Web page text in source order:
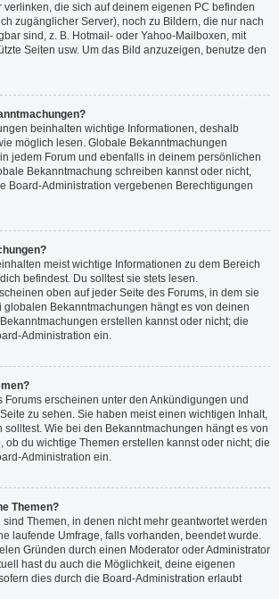
verlinken, die sich auf deinem eigenen PC befinden
zugänglicher Server), noch zu Bildern, die nur nach
sind, z. B. Hotmail- oder Yahoo-Mailboxen, mit
Seiten usw. Um das Bild anzuzeigen, benutze den
beinhalten wichtige Informationen, deshalb
möglich lesen. Globale Bekanntmachungen
jedem Forum und ebenfalls in deinem persönlichen
Bekanntmachung schreiben kannst oder nicht,
Board-Administration vergebenen Berechtigungen
meist wichtige Informationen zu dem Bereich
befindest. Du solltest sie stets lesen.
oben auf jeder Seite des Forums, in dem sie
globalen Bekanntmachungen hängt es von deinen
erstellen kannst oder nicht; die
Administration ein.
Forums erscheinen unter den Ankündigungen und
zu sehen. Sie haben meist einen wichtigen Inhalt,
Wie bei den Bekanntmachungen hängt es von
ob du wichtige Themen erstellen kannst oder nicht; die
Administration ein.
Themen?
Themen, in denen nicht mehr geantwortet werden
laufende Umfrage, falls vorhanden, beendet wurde.
Gründen durch einen Moderator oder Administrator
hast du auch die Möglichkeit, deine eigenen
dies durch die Board-Administration erlaubt